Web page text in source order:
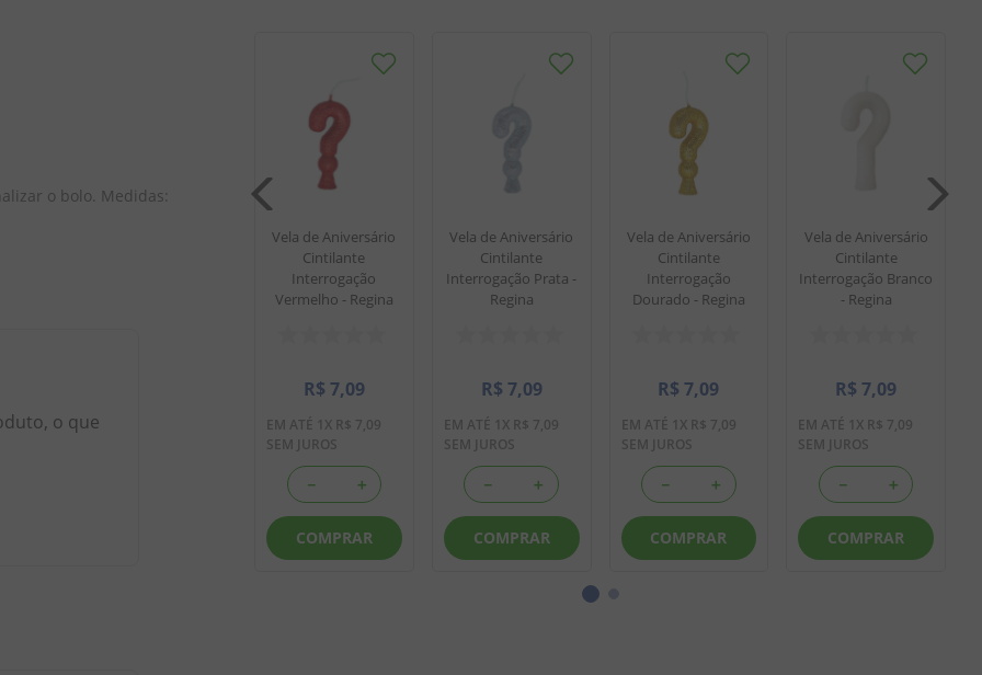
o bolo. Medidas:
o que
Vela de Aniversário
Cintilante
Interrogação
Vermelho - Regina
R$ 7,09
EM ATÉ 1 X R$ 7,09
SEM JUROS
＋
－
COMPRAR
Vela de Aniversário
Cintilante
Interrogação Prata -
Regina
R$ 7,09
EM ATÉ 1 X R$ 7,09
SEM JUROS
＋
－
COMPRAR
Vela de Aniversário
Cintilante
Interrogação
Dourado - Regina
R$ 7,09
EM ATÉ 1 X R$ 7,09
SEM JUROS
＋
－
COMPRAR
Vela de Aniversário
Cintilante
Interrogação Branco
- Regina
R$ 7,09
EM ATÉ 1 X R$ 7,09
SEM JUROS
＋
－
COMPRAR